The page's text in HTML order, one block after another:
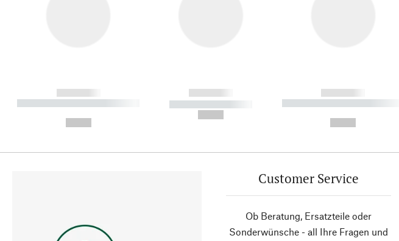
------------
----------- ----------- ----------
------------
----------- -----------
------------
----------- ----------- ----------
Customer Service
Ob Beratung, Ersatzteile oder
Sonderwünsche - all Ihre Fragen und